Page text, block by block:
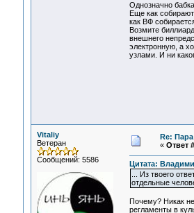
Однозначно
Еще как
как ВФ
Возмите
внешнего
электронную, а
узлами. И ни
Vitaliy
Ветеран
Сообщений: 5586
Re:
« Ответ
Цитата:
... Из твоего
отдельные
Почему? Никак
регламенты в